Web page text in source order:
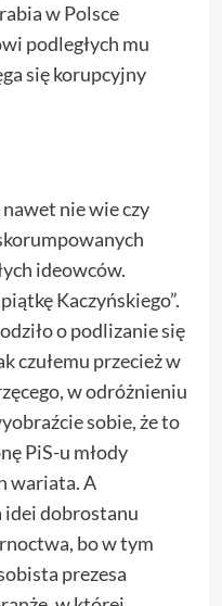
w Polsce
podległych mu
się korupcyjny
nie wie czy
ideowców.
Kaczyńskiego”.
o podlizanie się
czułemu przecież w
w odróżnieniu
sobie, że to
PiS-u młody
wariata. A
idei dobrostanu
bo w tym
prezesa